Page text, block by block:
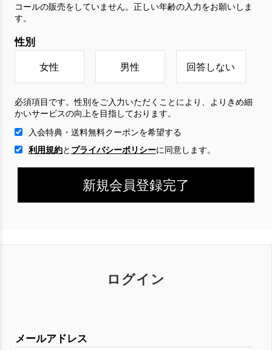
ログイン
メールアドレス
コールの販売をしていません。正しい年齢の入力をお願いしま
す。
性別
女性 男性 回答しない
必須項目です。性別をご入力いただくことにより、よりきめ細
かいサービスの向上を目指しております。
入会特典・送料無料クーポンを希望する
利用規約と プライバシーポリシーに 同意します。